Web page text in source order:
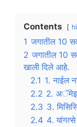
Contents
1 जगातील 10
2 जगातील 10
खाली दिले आहे.
2.1 1. नाईल
2.2 2.
2.3 3.
2.4 4.